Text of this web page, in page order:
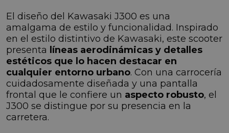
El diseño del Kawasaki J300 es una
amalgama de estilo y funcionalidad. Inspirado
en el estilo distintivo de Kawasaki, este scooter
presenta líneas aerodinámicas y detalles
estéticos que lo hacen destacar en
cualquier entorno urbano. Con una carrocería
cuidadosamente diseñada y una pantalla
frontal que le confiere un aspecto robusto, el
J300 se distingue por su presencia en la
carretera.